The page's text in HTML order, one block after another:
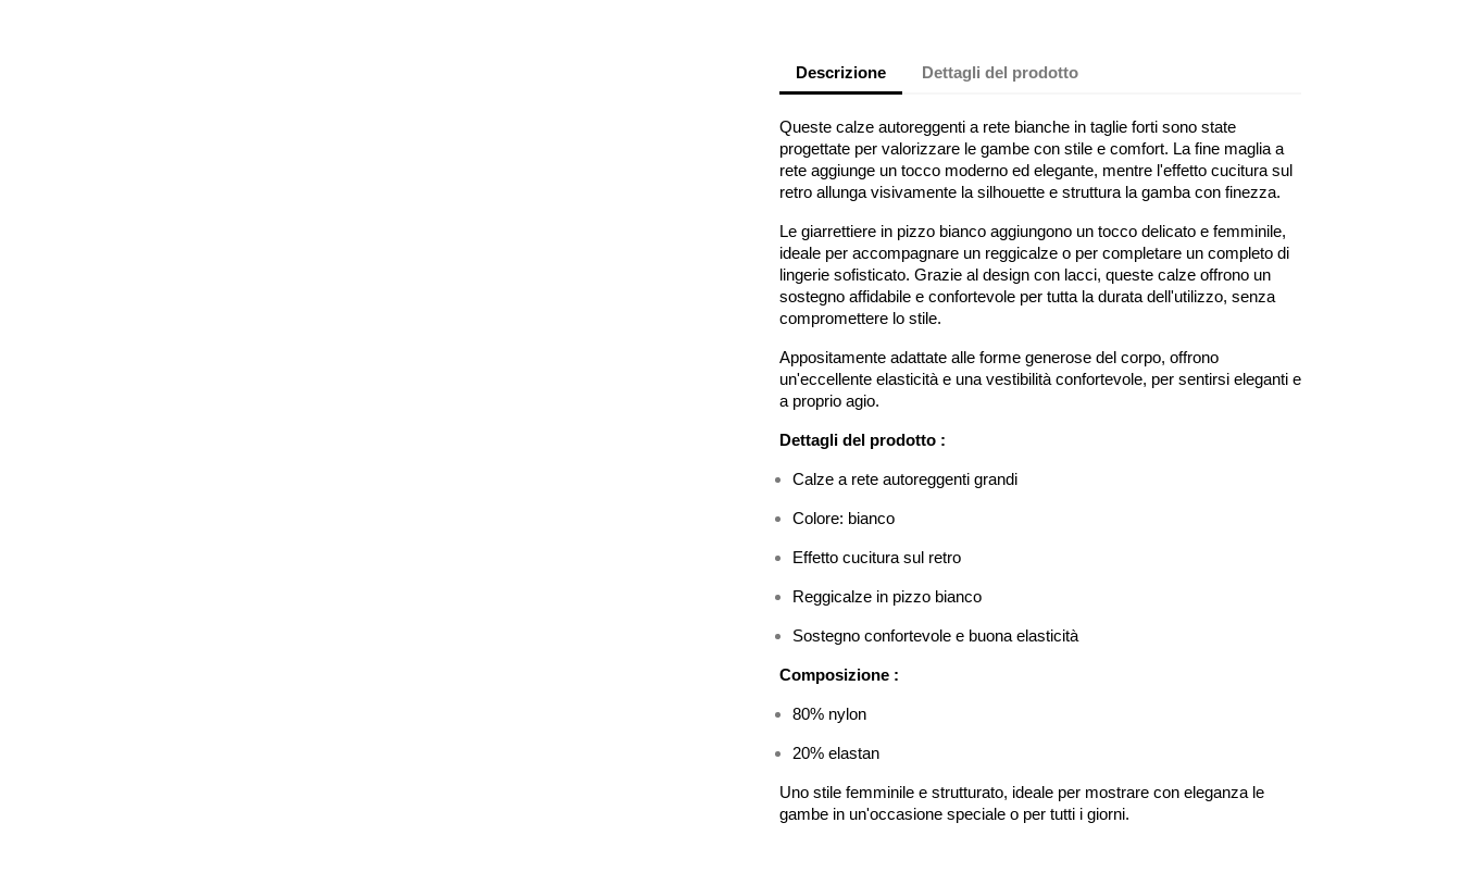
Descrizione Dettagli del prodotto
Queste calze autoreggenti a rete bianche in taglie forti sono state
progettate per valorizzare le gambe con stile e comfort. La fine maglia a
rete aggiunge un tocco moderno ed elegante, mentre l'effetto cucitura sul
retro allunga visivamente la silhouette e struttura la gamba con finezza.
Le giarrettiere in pizzo bianco aggiungono un tocco delicato e femminile,
ideale per accompagnare un reggicalze o per completare un completo di
lingerie sofisticato. Grazie al design con lacci, queste calze offrono un
sostegno affidabile e confortevole per tutta la durata dell'utilizzo, senza
compromettere lo stile.
Appositamente adattate alle forme generose del corpo, offrono
un'eccellente elasticità e una vestibilità confortevole, per sentirsi eleganti e
a proprio agio.
Dettagli del prodotto :
Calze a rete autoreggenti grandi
Colore: bianco
Effetto cucitura sul retro
Reggicalze in pizzo bianco
Sostegno confortevole e buona elasticità
Composizione :
80% nylon
20% elastan
Uno stile femminile e strutturato, ideale per mostrare con eleganza le
gambe in un'occasione speciale o per tutti i giorni.